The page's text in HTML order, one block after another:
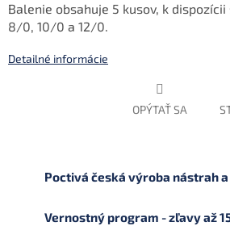
Balenie obsahuje 5 kusov, k
8/0, 10/0 a 12/0.
Detailné informácie
OPÝTAŤ SA
Poctivá česká výroba nástrah
Vernostný program - zľavy až